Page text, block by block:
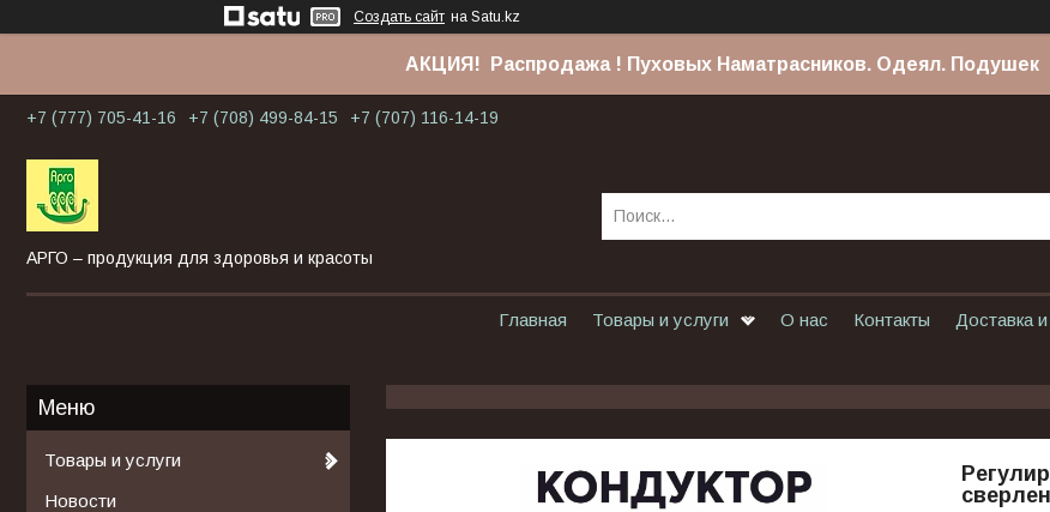
Создать сайт на Satu.kz
АКЦИЯ! Распродажа ! Пуховых Наматрасников. Одеял. Подушек
+7 (777) 705-41-16 +7 (708) 499-84-15 +7 (707) 116-14-19
АРГО – продукция для здоровья и красоты
Главная Товары и услуги О нас Контакты Доставка
Товары и услуги
Новости